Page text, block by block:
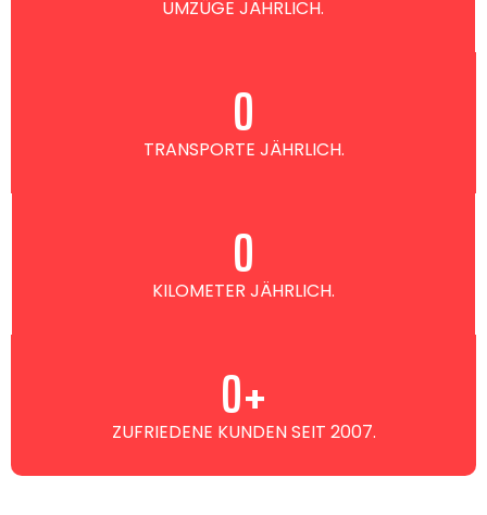
UMZÜGE JÄHRLICH.
TRANSPORTE JÄHRLICH.
0
KILOMETER JÄHRLICH.
0
ZUFRIEDENE KUNDEN SEIT 2007.
0+